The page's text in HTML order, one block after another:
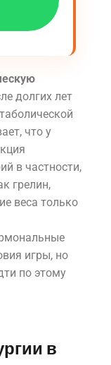
долгих лет
что у
в частности,
грелин,
веса только
игры, но
по этому
в